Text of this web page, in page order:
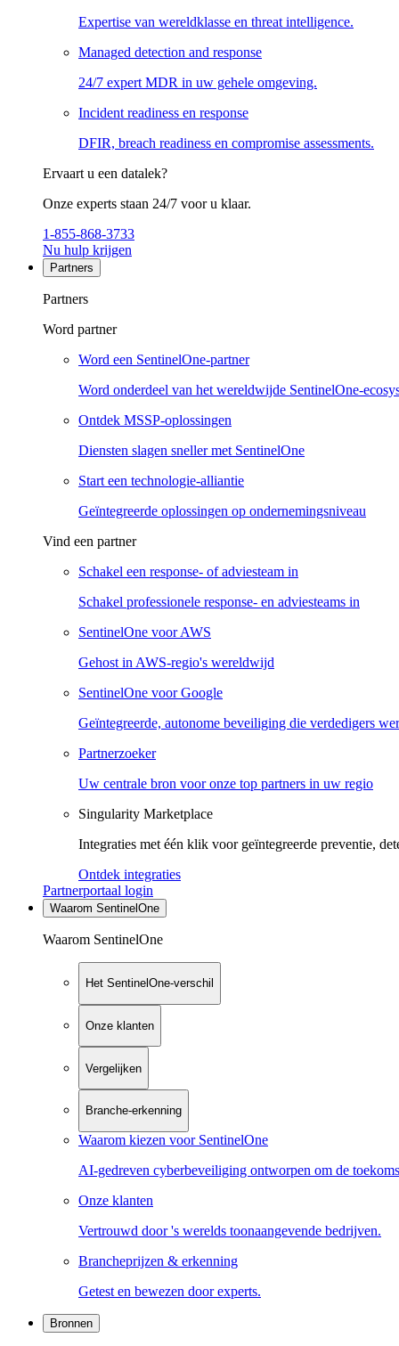
Expertise van wereldklasse en threat intelligence.
Managed detection and response
24/7 expert MDR in uw gehele omgeving.
Incident readiness en response
DFIR, breach readiness en compromise assessments.
Ervaart u een datalek?
Onze experts staan 24/7 voor u klaar.
1-855-868-3733
Nu hulp krijgen
Partners
Partners
Word partner
Word een SentinelOne-partner
Word onderdeel van het wereldwijde SentinelOne-
Ontdek MSSP-oplossingen
Diensten slagen sneller met SentinelOne
Start een technologie-alliantie
Geïntegreerde oplossingen op ondernemingsniveau
Vind een partner
Schakel een response- of adviesteam in
Schakel professionele response- en adviesteams in
SentinelOne voor AWS
Gehost in AWS-regio's wereldwijd
SentinelOne voor Google
Geïntegreerde, autonome beveiliging die verdedigers
Partnerzoeker
Uw centrale bron voor onze top partners in uw regio
Singularity Marketplace
Integraties met één klik voor geïntegreerde preventie,
Ontdek integraties
Partnerportaal login
Waarom SentinelOne
Waarom SentinelOne
Het SentinelOne-verschil
Onze klanten
Vergelijken
Branche-erkenning
Waarom kiezen voor SentinelOne
AI-gedreven cyberbeveiliging ontworpen om de
Onze klanten
Vertrouwd door 's werelds toonaangevende bedrijven.
Brancheprijzen & erkenning
Getest en bewezen door experts.
Bronnen